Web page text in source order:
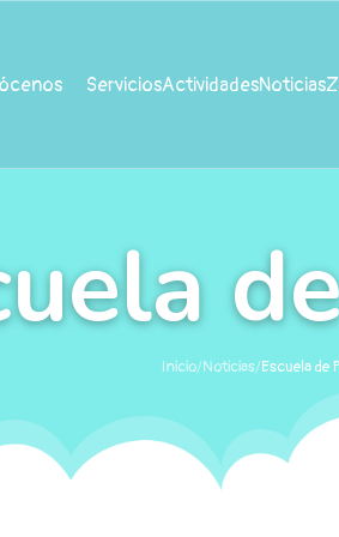
ServiciosActividadesNoticias
Inicio/Noticias/Escuela de